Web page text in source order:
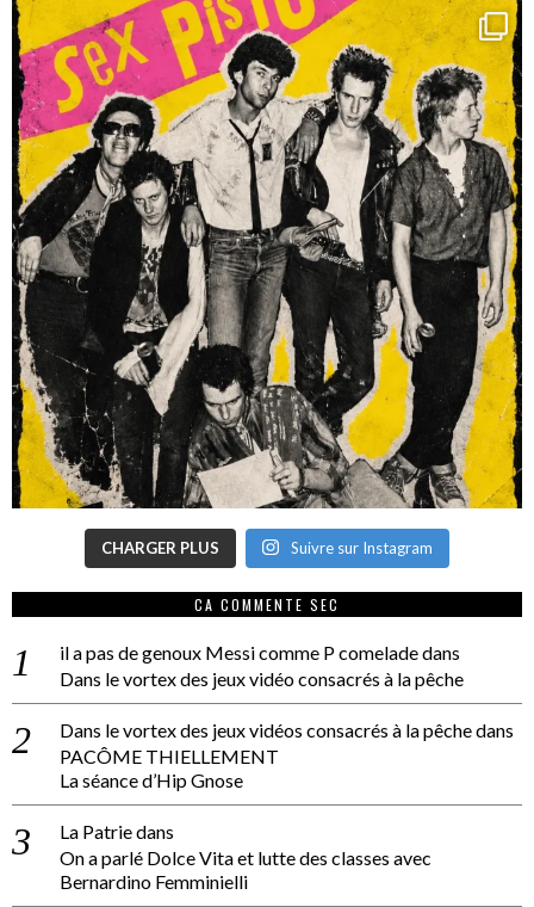
CHARGER PLUS Suivre sur Instagram
CA COMMENTE SEC
il a pas de genoux Messi comme P comeladedans
Dans le vortex des jeux vidéo consacrés à la pêche
Dans le vortex des jeux vidéos consacrés à la pêchedans
PACÔME THIELLEMENT
La séance d’Hip Gnose
La Patriedans
On a parlé Dolce Vita et lutte des classes avec
Bernardino Femminielli